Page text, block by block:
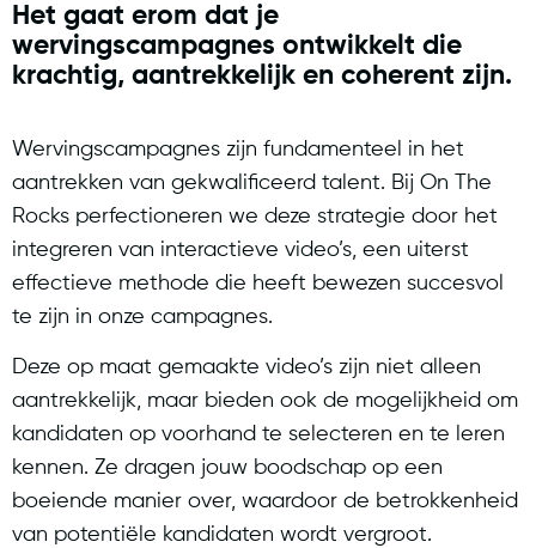
Het gaat erom dat je
wervingscampagnes ontwikkelt die
krachtig, aantrekkelijk en coherent zijn.
Wervingscampagnes zijn fundamenteel in het
aantrekken van gekwalificeerd talent. Bij On The
Rocks perfectioneren we deze strategie door het
integreren van interactieve video’s, een uiterst
effectieve methode die heeft bewezen succesvol
te zijn in onze campagnes.
Deze op maat gemaakte video’s zijn niet alleen
aantrekkelijk, maar bieden ook de mogelijkheid om
kandidaten op voorhand te selecteren en te leren
kennen. Ze dragen jouw boodschap op een
boeiende manier over, waardoor de betrokkenheid
van potentiële kandidaten wordt vergroot.